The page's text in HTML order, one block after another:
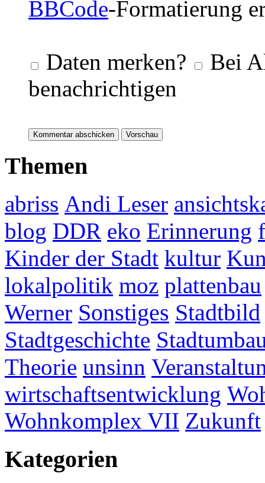
BBCode-Formatierung
Daten merken?
Bei
benachrichtigen
Themen
abriss Andi Leser
blog DDR eko Erinnerung
Kinder der Stadt kultur
lokalpolitik moz plattenbau
Werner Sonstiges Stadtbild
Stadtgeschichte
Theorie unsinn
wirtschaftsentwicklung
Wohnkomplex VII Zukunft
Kategorien